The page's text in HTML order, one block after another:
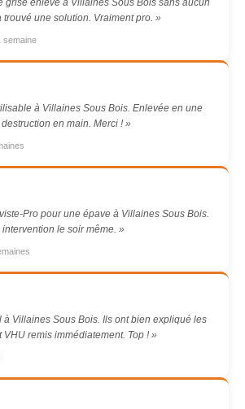
trouvé une solution. Vraiment pro. »
à Villaines Sous Bois. Enlevée en une
en main. Merci ! »
Pro pour une épave à Villaines Sous Bois.
le soir même. »
à Villaines Sous Bois. Ils ont bien expliqué les
remis immédiatement. Top ! »